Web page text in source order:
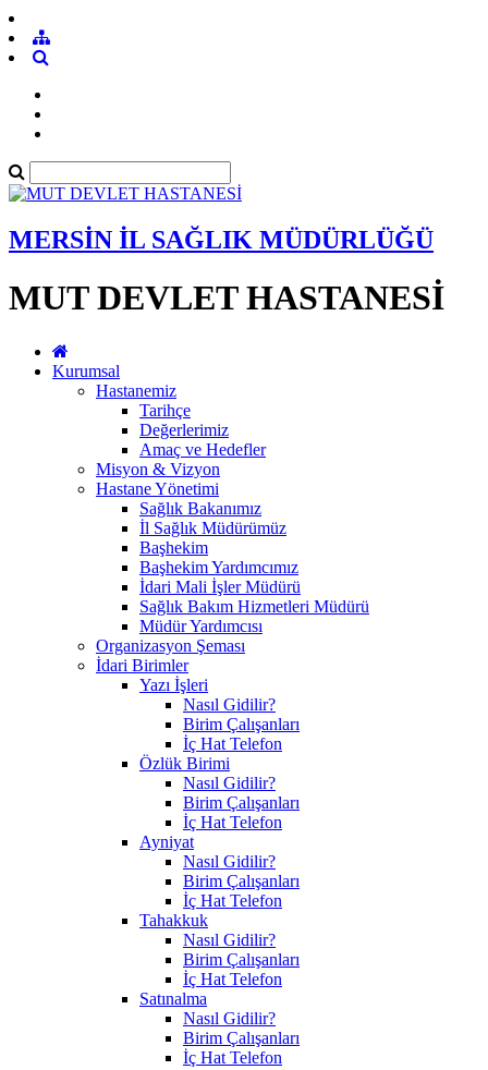
MERSİN İL SAĞLIK MÜDÜRLÜĞÜ
MUT DEVLET HASTANESİ
Kurumsal
Hastanemiz
Tarihçe
Değerlerimiz
Amaç ve Hedefler
Misyon & Vizyon
Hastane Yönetimi
Sağlık Bakanımız
İl Sağlık Müdürümüz
Başhekim
Başhekim Yardımcımız
İdari Mali İşler Müdürü
Sağlık Bakım Hizmetleri Müdürü
Müdür Yardımcısı
Organizasyon Şeması
İdari Birimler
Yazı İşleri
Nasıl Gidilir?
Birim Çalışanları
İç Hat Telefon
Özlük Birimi
Nasıl Gidilir?
Birim Çalışanları
İç Hat Telefon
Ayniyat
Nasıl Gidilir?
Birim Çalışanları
İç Hat Telefon
Tahakkuk
Nasıl Gidilir?
Birim Çalışanları
İç Hat Telefon
Satınalma
Nasıl Gidilir?
Birim Çalışanları
İç Hat Telefon